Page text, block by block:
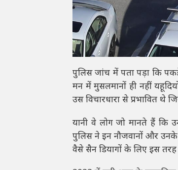
पुलिस जांच में पता पड़ा कि
मन में मुसलमानों ही नहीं
उस विचारधारा से प्रभावित थे
यानी वे लोग जो मानते हैं कि
पुलिस ने इन नौजवानों और उनके
वैसे सैन डियागों के लिए इस